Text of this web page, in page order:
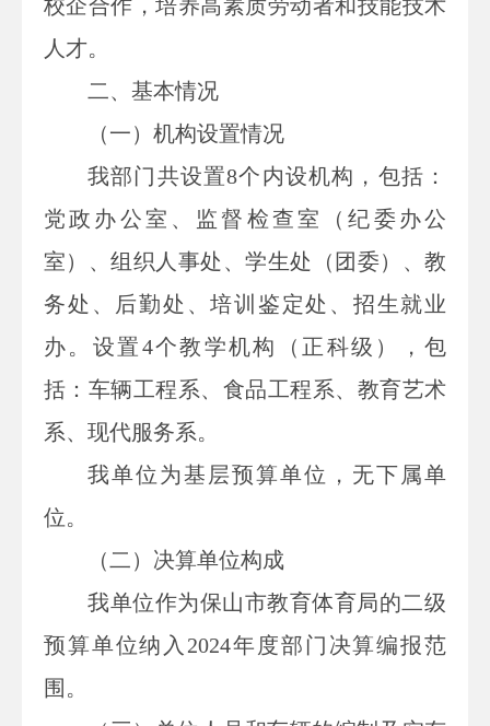
校企合作，培养高素质劳动者和技能技术
人才。
二、基本情况
（一）机构设置情况
我部门共设置8个内设机构，包括：
党政办公室、监督检查室（纪委办公
室）、组织人事处、学生处（团委）、教
务处、后勤处、培训鉴定处、招生就业
办。设置4个教学机构（正科级），包
括：车辆工程系、食品工程系、教育艺术
系、现代服务系。
我单位为基层预算单位，无下属单
位。
（二） 决算单位构成
我单位作为保山市教育体育局的二级
预算单位纳入2024年度部门决算编报范
围。